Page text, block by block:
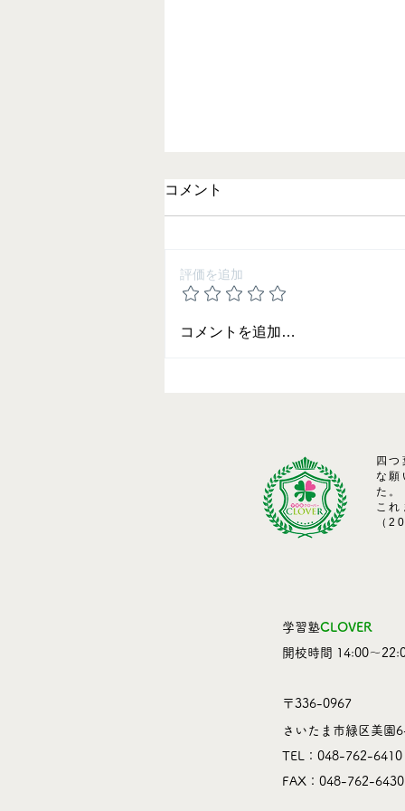
2025 夏期講習の御案内
コメント
評価を追加
コメントを追加…
四
な願
た。
こ
（
学習塾CLOVER
開校時間 14:00～
〒336-0967
さいたま市緑区美
TEL：048-762-6410
​FAX：048-762-6430